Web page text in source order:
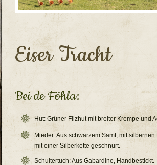
Eiser Tracht
Bei de Föhla:
Hut: Grüner Filzhut mit breiter Krempe und
Mieder: Aus schwarzem Samt, mit
mit einer Silberkette geschnürt.
Schultertuch: Aus Gabardine, Handbestickt.